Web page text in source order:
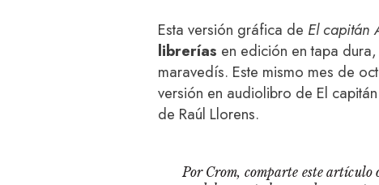
Esta versión gráfica de El capitán
librerías en edición en tapa
maravedís. Este mismo mes de
versión en audiolibro de El
de Raúl Llorens.
Por Crom, comparte este